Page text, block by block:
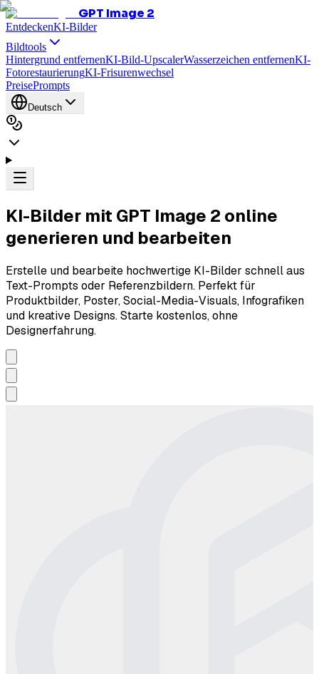
GPT Image 2
EntdeckenKI-Bilder
Bildtools
Hintergrund entfernenKI-Bild-UpscalerWasserzeichen entfernenKI-
FotorestaurierungKI-Frisurenwechsel
PreisePrompts
Deutsch
KI-Bilder mit GPT Image 2 online
generieren und bearbeiten
Erstelle und bearbeite hochwertige KI-Bilder schnell aus
Text-Prompts oder Referenzbildern. Perfekt für
Produktbilder, Poster, Social-Media-Visuals, Infografiken
und kreative Designs. Starte kostenlos, ohne
Designerfahrung.